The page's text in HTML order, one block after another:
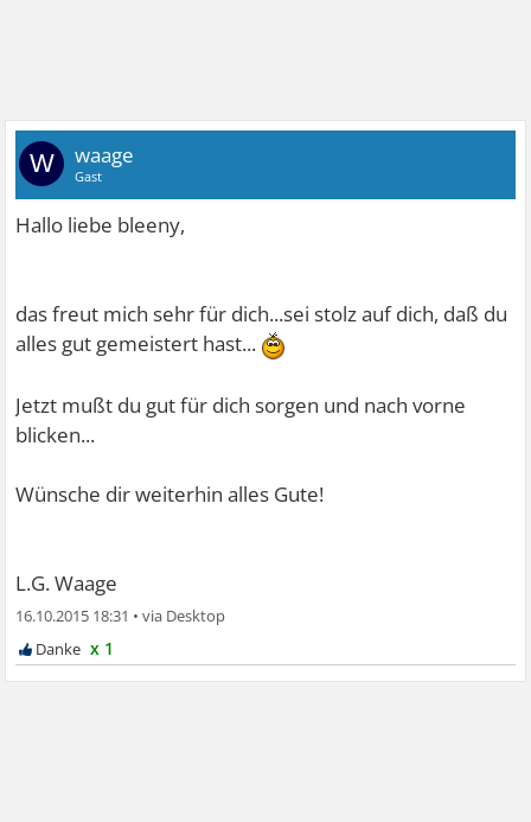
W waage
Gast
Hallo liebe bleeny,
das freut mich sehr für dich...sei stolz auf dich, daß du
alles gut gemeistert hast...
Jetzt mußt du gut für dich sorgen und nach vorne
blicken...
Wünsche dir weiterhin alles Gute!
L.G. Waage
16.10.2015 18:31 •
x 1